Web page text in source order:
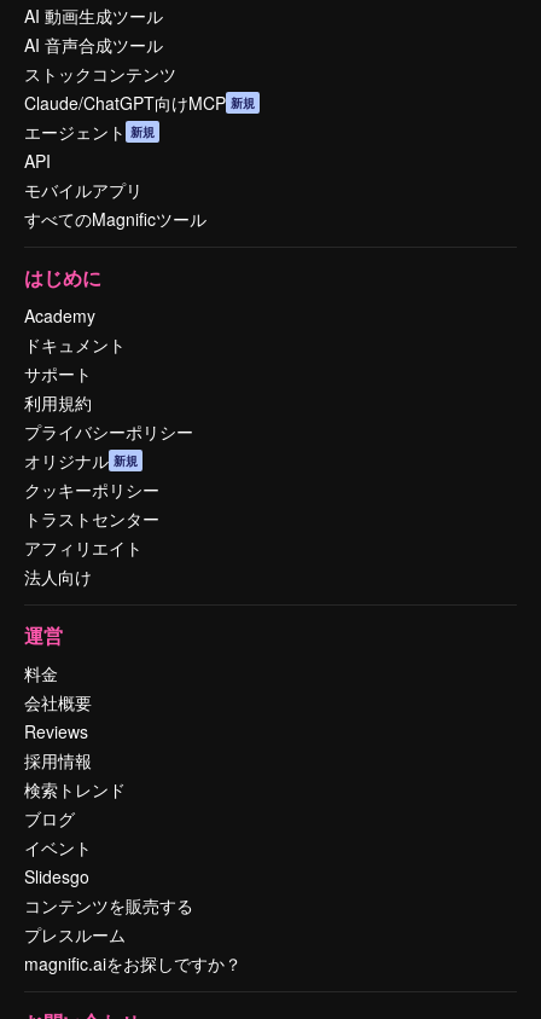
AI 動画生成ツール
AI 音声合成ツール
ストックコンテンツ
Claude/ChatGPT向けMCP 新規
エージェント 新規
API
モバイルアプリ
すべてのMagnificツール
はじめに
Academy
ドキュメント
サポート
利用規約
プライバシーポリシー
オリジナル 新規
クッキーポリシー
トラストセンター
アフィリエイト
法人向け
運営
料金
会社概要
Reviews
採用情報
検索トレンド
ブログ
イベント
Slidesgo
コンテンツを販売する
プレスルーム
magnific.aiをお探しですか？